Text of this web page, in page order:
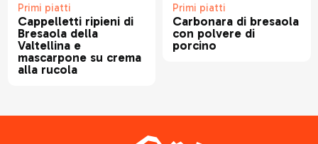
Primi piatti
Cappelletti ripieni di
Bresaola della
Valtellina e
mascarpone su crema
alla rucola
Primi piatti
Carbonara di bresaola
con polvere di
porcino